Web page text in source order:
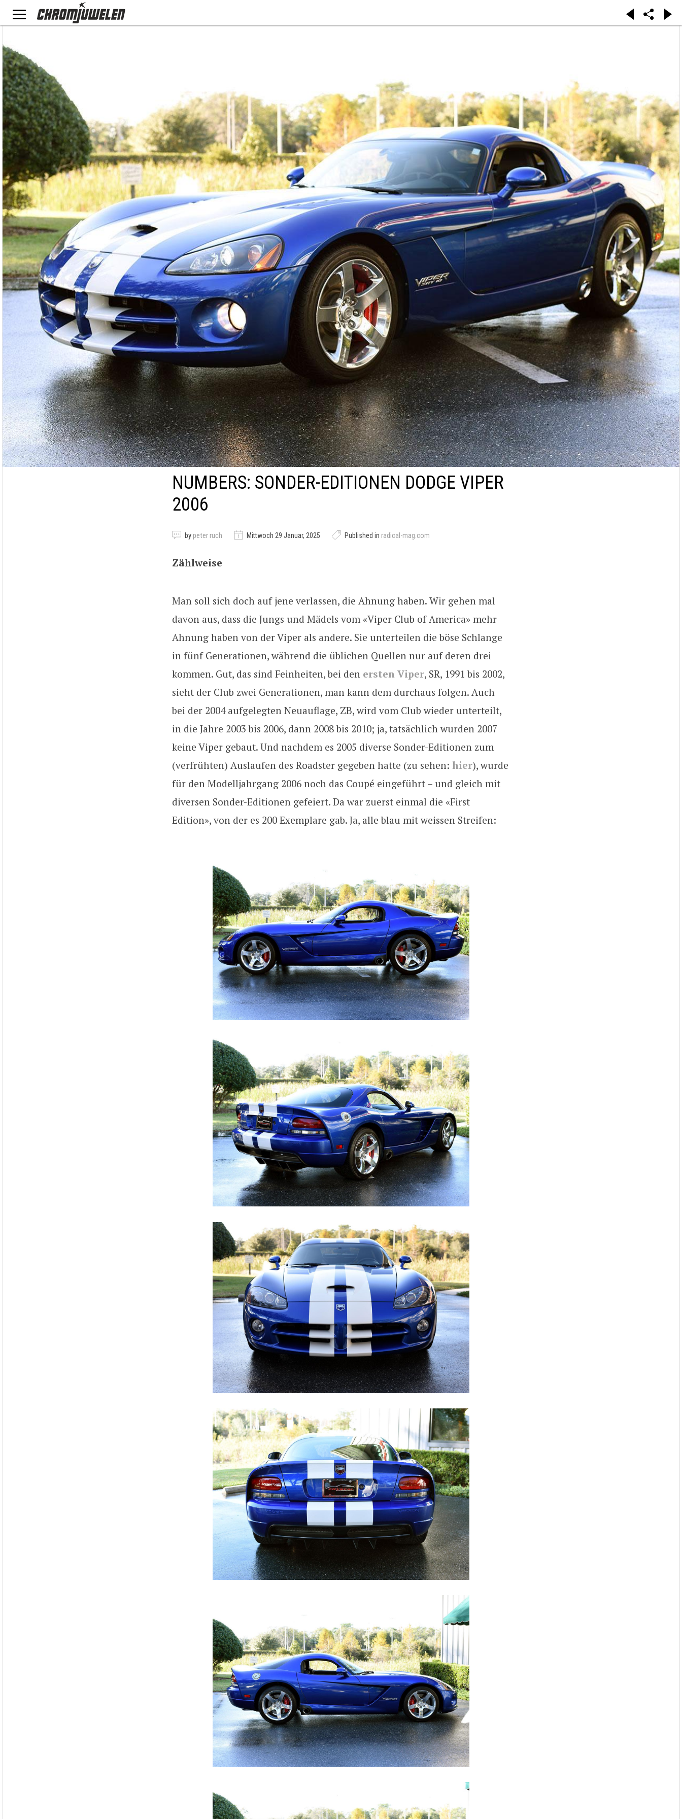
NUMBERS: SONDER-EDITIONEN DODGE VIPER
2006
by peter ruch Mittwoch 29 Januar, 2025 Published in radical-mag.com
Zählweise
Man soll sich doch auf jene verlassen, die Ahnung haben. Wir gehen mal
davon aus, dass die Jungs und Mädels vom «Viper Club of America» mehr
Ahnung haben von der Viper als andere. Sie unterteilen die böse Schlange
in fünf Generationen, während die üblichen Quellen nur auf deren drei
kommen. Gut, das sind Feinheiten, bei den ersten Viper, SR, 1991 bis 2002,
sieht der Club zwei Generationen, man kann dem durchaus folgen. Auch
bei der 2004 aufgelegten Neuauflage, ZB, wird vom Club wieder unterteilt,
in die Jahre 2003 bis 2006, dann 2008 bis 2010; ja, tatsächlich wurden 2007
keine Viper gebaut. Und nachdem es 2005 diverse Sonder-Editionen zum
(verfrühten) Auslaufen des Roadster gegeben hatte (zu sehen: hier), wurde
für den Modelljahrgang 2006 noch das Coupé eingeführt – und gleich mit
diversen Sonder-Editionen gefeiert. Da war zuerst einmal die «First
Edition», von der es 200 Exemplare gab. Ja, alle blau mit weissen Streifen: